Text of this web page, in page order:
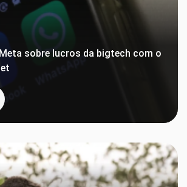
sobre lucros da bigtech com o